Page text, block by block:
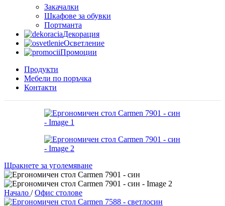
Закачалки
Шкафове за обувки
Портманта
Декорация
Осветление
Промоции
Продукти
Мебели по поръчка
Контакти
Щракнете за уголемяване
Начало / Офис столове